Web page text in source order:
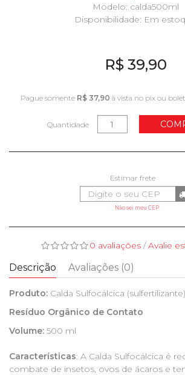
Modelo: calda500ml
Disponibilidade: Em
R$ 39,90
Pague somente R$ 37,90 à vista no pix ou
Quantidade
Não sei meu CEP
0 avaliações/Avalie
Descrição Avaliações (0)
Produto: Calda Sulfocálcica (sulfertilizante)
Resíduo Orgânico de Contato
Volume: 500 ml
Características: A Calda Sulfocálcica é
combate de insetos, ovos de ácaros e